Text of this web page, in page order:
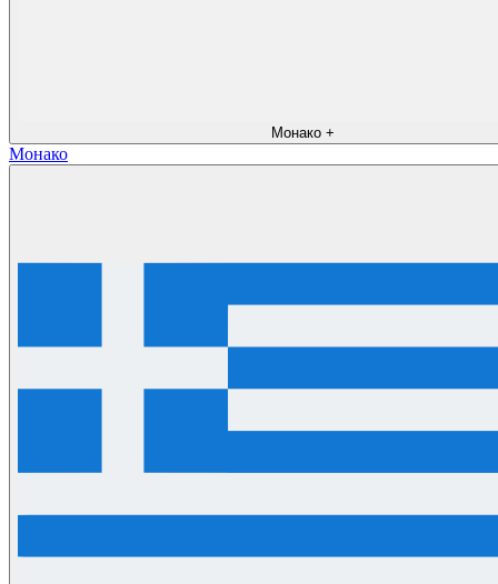
Монако +
Монако